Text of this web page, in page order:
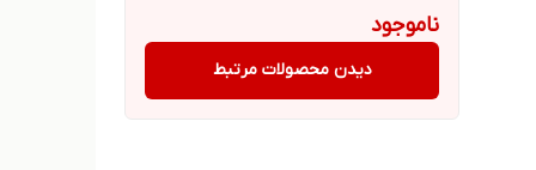
ناموجود
دیدن محصولات مرتبط